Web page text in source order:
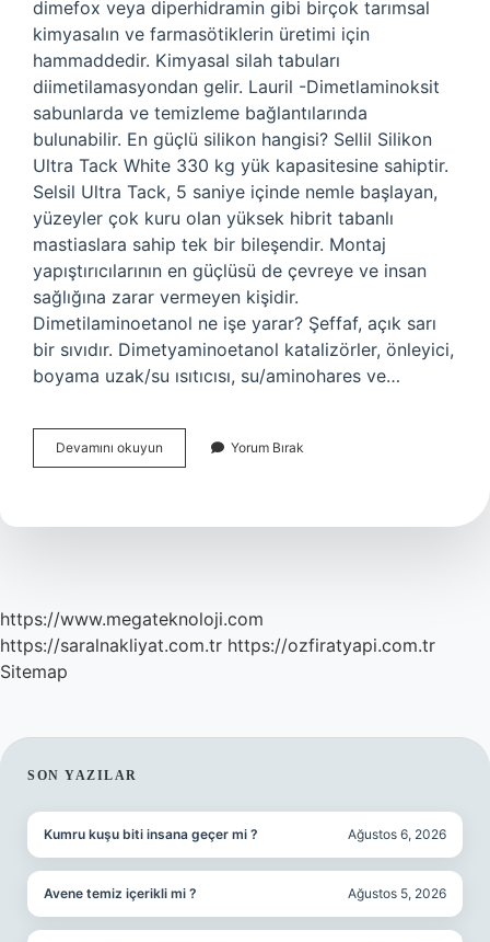
dimefox veya diperhidramin gibi birçok tarımsal
kimyasalın ve farmasötiklerin üretimi için
hammaddedir. Kimyasal silah tabuları
diimetilamasyondan gelir. Lauril -Dimetlaminoksit
sabunlarda ve temizleme bağlantılarında
bulunabilir. En güçlü silikon hangisi? Sellil Silikon
Ultra Tack White 330 kg yük kapasitesine sahiptir.
Selsil Ultra Tack, 5 saniye içinde nemle başlayan,
yüzeyler çok kuru olan yüksek hibrit tabanlı
mastiaslara sahip tek bir bileşendir. Montaj
yapıştırıcılarının en güçlüsü de çevreye ve insan
sağlığına zarar vermeyen kişidir.
Dimetilaminoetanol ne işe yarar? Şeffaf, açık sarı
bir sıvıdır. Dimetyaminoetanol katalizörler, önleyici,
boyama uzak/su ısıtıcısı, su/aminohares ve…
Devamını okuyun Dimetilamin
Ne
Yorum Bırak
https://www.megateknoloji.com
https://saralnakliyat.com.tr https://ozfiratyapi.com.tr
Sitemap
SIDEBAR
SON YAZILAR
Kumru kuşu biti insana geçer mi ? Ağustos 6, 2026
Avene temiz içerikli mi ? Ağustos 5, 2026